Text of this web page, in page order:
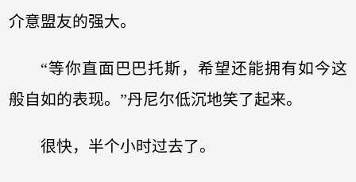
介意盟友的强大。
“等你直面巴巴托斯，希望还能拥有如今这
般自如的表现。”丹尼尔低沉地笑了起来。
很快，半个小时过去了。